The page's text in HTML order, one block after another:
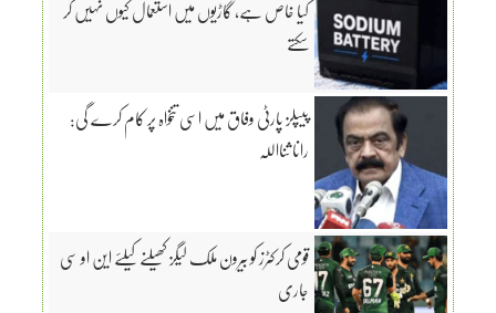
کیا خاص ہے، گاڑیوں میں استعمال کیوں نہیں کر
سکتے
پیپلز پارٹی وفاق میں اسی تنخواہ پر کام کرے گی:
رانا ثنااللہ
قومی کرکٹرز کو بیرون ملک لیگز کھیلنے کیلئے این او سی
جاری